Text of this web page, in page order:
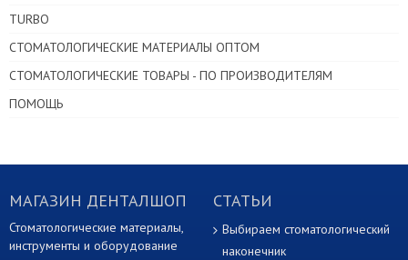
TURBO
СТОМАТОЛОГИЧЕСКИЕ МАТЕРИАЛЫ ОПТОМ
СТОМАТОЛОГИЧЕСКИЕ ТОВАРЫ - ПО ПРОИЗВОДИТЕЛЯМ
ПОМОЩЬ
МАГАЗИН ДЕНТАЛШОП
Стоматологические материалы,
инструменты и оборудование
СТАТЬИ
Выбираем стоматологический
наконечник